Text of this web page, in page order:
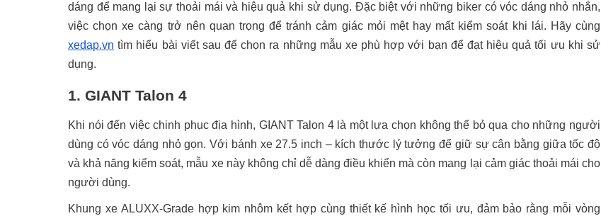
dáng để mang lại sự thoải mái và hiệu quả khi sử dụng. Đặc biệt với những biker có vóc dáng nhỏ nhắn,
việc chọn xe càng trở nên quan trọng để tránh cảm giác mỏi mệt hay mất kiểm soát khi lái. Hãy cùng
xedap.vn tìm hiểu bài viết sau để chọn ra những mẫu xe phù hợp với bạn để đạt hiệu quả tối ưu khi sử
dụng.
1. GIANT Talon 4
Khi nói đến việc chinh phục địa hình, GIANT Talon 4 là một lựa chọn không thể bỏ qua cho những người
dùng có vóc dáng nhỏ gọn. Với bánh xe 27.5 inch – kích thước lý tưởng để giữ sự cân bằng giữa tốc độ
và khả năng kiểm soát, mẫu xe này không chỉ dễ dàng điều khiển mà còn mang lại cảm giác thoải mái cho
người dùng.
Khung xe ALUXX-Grade hợp kim nhôm kết hợp cùng thiết kế hình học tối ưu, đảm bảo rằng mỗi vòng